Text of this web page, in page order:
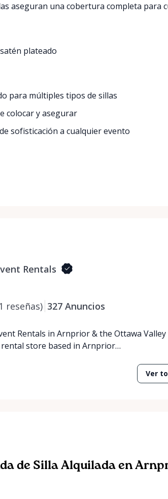
aseguran una cobertura completa para
plateado
para múltiples tipos de sillas
colocar y asegurar
sofisticación a cualquier evento
Rentals
1 reseñas) 327 Anuncios
Rentals in Arnprior & the Ottawa
rental store based in Arnprior…
Ver
de Silla Alquilada en